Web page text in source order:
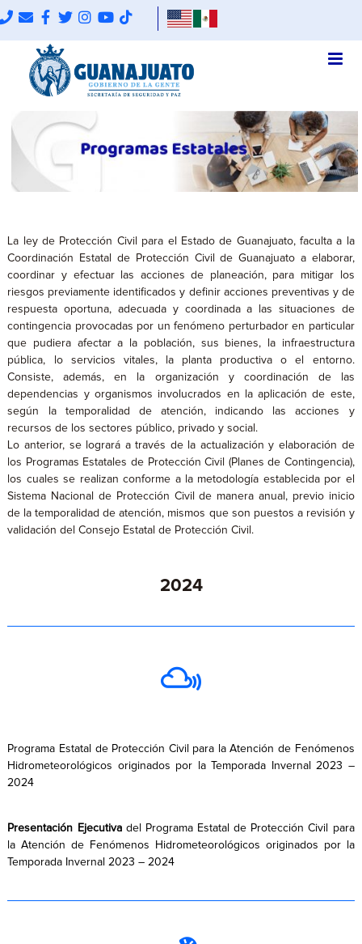
La ley de Protección Civil para el Estado de Guanajuato, faculta a la
Coordinación Estatal de Protección Civil de Guanajuato a elaborar,
coordinar y efectuar las acciones de planeación, para mitigar los
riesgos previamente identificados y definir acciones preventivas y de
respuesta oportuna, adecuada y coordinada a las situaciones de
contingencia provocadas por un fenómeno perturbador en particular
que pudiera afectar a la población, sus bienes, la infraestructura
pública, lo servicios vitales, la planta productiva o el entorno.
Consiste, además, en la organización y coordinación de las
dependencias y organismos involucrados en la aplicación de este,
según la temporalidad de atención, indicando las acciones y
recursos de los sectores público, privado y social.
Lo anterior, se logrará a través de la actualización y elaboración de
los Programas Estatales de Protección Civil (Planes de Contingencia),
los cuales se realizan conforme a la metodología establecida por el
Sistema Nacional de Protección Civil de manera anual, previo inicio
de la temporalidad de atención, mismos que son puestos a revisión y
validación del Consejo Estatal de Protección Civil.
2024
Programa Estatal de Protección Civil para la Atención de Fenómenos
Hidrometeorológicos originados por la Temporada Invernal 2023 –
2024
Presentación Ejecutivadel Programa Estatal de Protección Civil para
la Atención de Fenómenos Hidrometeorológicos originados por la
Temporada Invernal 2023 – 2024